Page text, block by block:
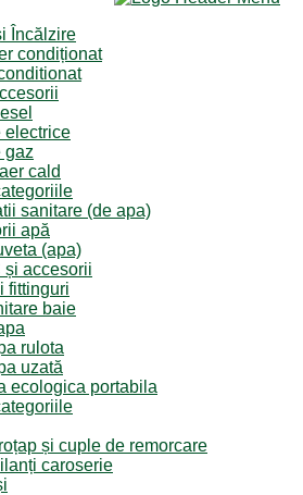
Încălzire
condiționat
electrice
gaz
cald
sanitare (de apa)
apă
(apa)
și accesorii
fittinguri
baie
rulota
uzată
ecologica portabila
și cuple de remorcare
caroserie